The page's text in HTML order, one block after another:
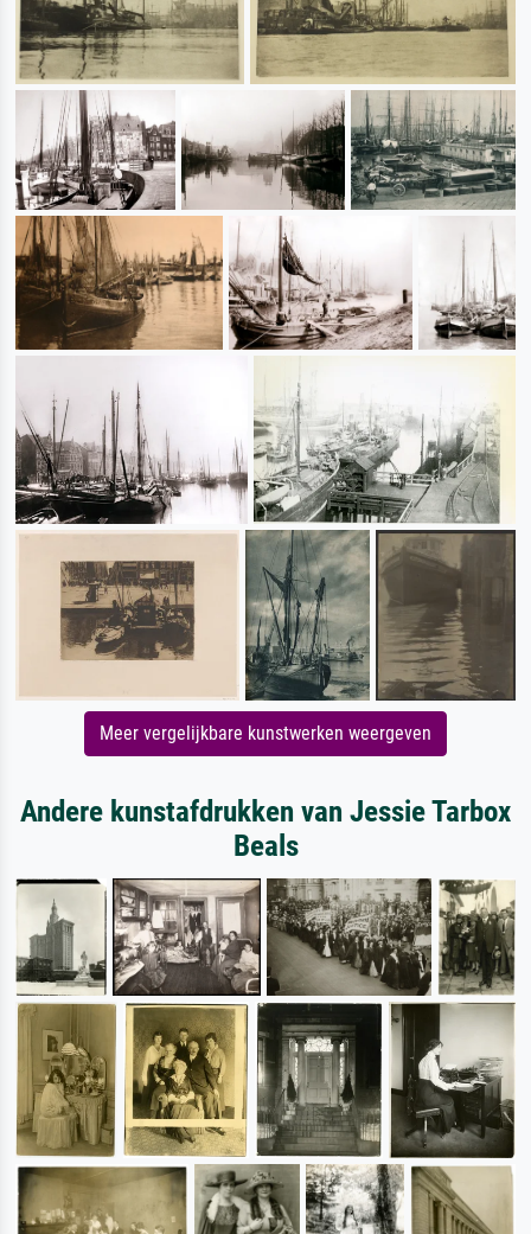
Meer vergelijkbare kunstwerken weergeven
Andere kunstafdrukken van Jessie Tarbox
Beals